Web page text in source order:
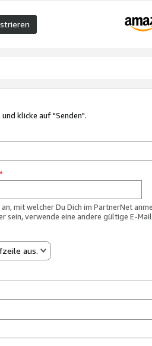
klicke auf "Senden".
*
mit welcher Du Dich im PartnerNet
sein, verwende eine andere gültige E-
aus.